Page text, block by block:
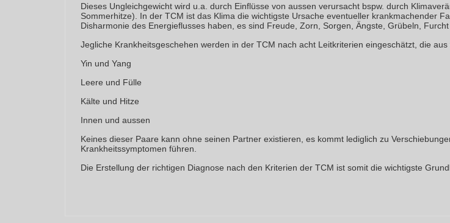
Dieses Ungleichgewicht wird u.a. durch Einflüsse von aussen verursacht bspw. durch
Sommerhitze). In der TCM ist das Klima die wichtigste Ursache eventueller krankmachender
Disharmonie des Energieflusses haben, es sind Freude, Zorn, Sorgen, Ängste, Grübeln, Furcht
Jegliche Krankheitsgeschehen werden in der TCM nach acht Leitkriterien eingeschätzt, die aus
Yin und Yang
Leere und Fülle
Kälte und Hitze
Innen und aussen
Keines dieser Paare kann ohne seinen Partner existieren, es kommt lediglich zu
Krankheitssymptomen führen.
Die Erstellung der richtigen Diagnose nach den Kriterien der TCM ist somit die wichtigste